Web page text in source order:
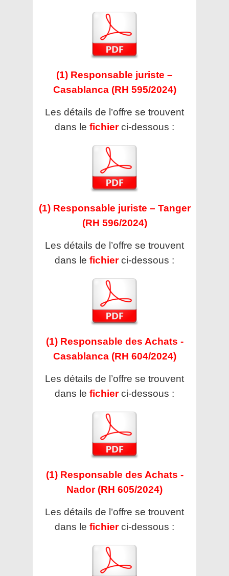
(1) Responsable juriste –
Casablanca (RH 595/2024)
Les détails de l’offre se trouvent
dans le fichier ci-dessous :
(1) Responsable juriste – Tanger
(RH 596/2024)
Les détails de l’offre se trouvent
dans le fichier ci-dessous :
(1) Responsable des Achats -
Casablanca (RH 604/2024)
Les détails de l’offre se trouvent
dans le fichier ci-dessous :
(1) Responsable des Achats -
Nador (RH 605/2024)
Les détails de l’offre se trouvent
dans le fichier ci-dessous :